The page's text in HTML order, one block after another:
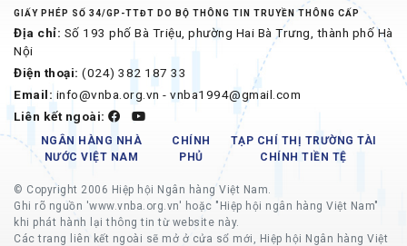
GIẤY PHÉP SỐ 34/GP-TTĐT DO BỘ THÔNG TIN TRUYỀN THÔNG CẤP
Địa chỉ: Số 193 phố Bà Triệu, phường Hai Bà Trưng, thành phố Hà
Nội
Điện thoại: (024) 382 187 33
Email: info@vnba.org.vn - vnba1994@gmail.com
Liên kết ngoài:
NGÂN HÀNG NHÀ
NƯỚC VIỆT NAM
CHÍNH
PHỦ
TẠP CHÍ THỊ TRƯỜNG TÀI
CHÍNH TIỀN TỆ
© Copyright 2006 Hiệp hội Ngân hàng Việt Nam.
Ghi rõ nguồn 'www.vnba.org.vn' hoặc "Hiệp hội ngân hàng Việt Nam"
khi phát hành lại thông tin từ website này.
Các trang liên kết ngoài sẽ mở ở cửa sổ mới, Hiệp hội Ngân hàng Việt